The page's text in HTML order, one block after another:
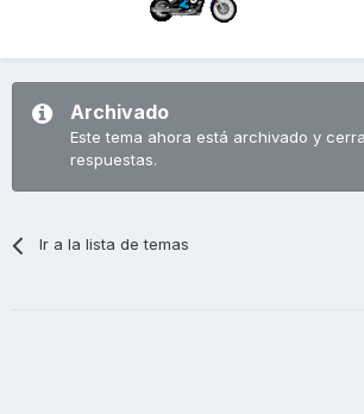
Archivado
Este tema ahora está archivado y
respuestas.
Ir a la lista de temas